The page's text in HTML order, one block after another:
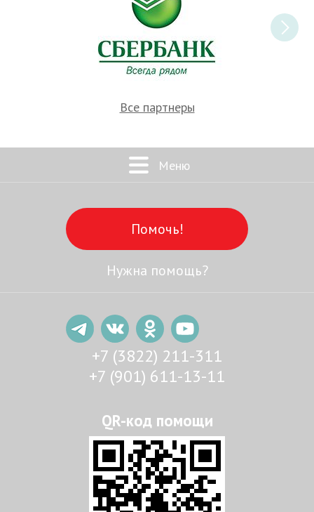
Все партнеры
Меню
Помочь!
Нужна помощь?
+7 (3822) 211-311
+7 (901) 611-13-11